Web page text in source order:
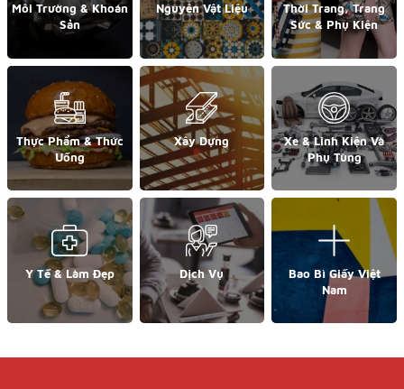
Môi Trường & Khoán
Sản
Nguyên Vật Liệu
Thời Trang, Trang
Sức & Phụ Kiện
Thực Phẩm & Thức
Uống
Xây Dựng
Xe & Linh Kiện Và
Phụ Tùng
Y Tế & Làm Đẹp Dịch Vụ
Bao Bì Giấy Việt
Nam